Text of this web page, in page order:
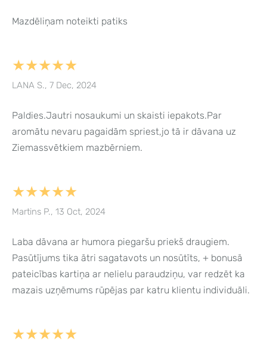
Mazdēliņam noteikti patiks
★★★★★
LANA S., 7 Dec, 2024
Paldies.Jautri nosaukumi un skaisti iepakots.Par
aromātu nevaru pagaidām spriest,jo tā ir dāvana uz
Ziemassvētkiem mazbērniem.
★★★★★
Martins P., 13 Oct, 2024
Laba dāvana ar humora piegaršu priekš draugiem.
Pasūtījums tika ātri sagatavots un nosūtīts, + bonusā
pateicības kartiņa ar nelielu paraudziņu, var redzēt ka
mazais uzņēmums rūpējas par katru klientu individuāli.
★★★★★